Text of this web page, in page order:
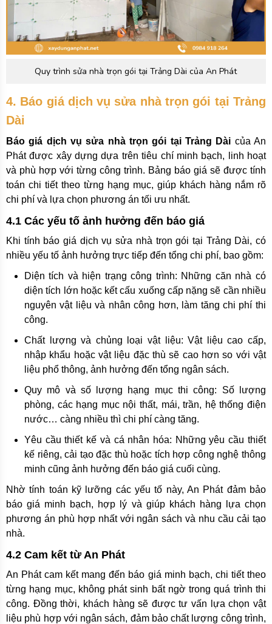
Quy trình sửa nhà trọn gói tại Trảng Dài của An Phát
4. Báo giá dịch vụ sửa nhà trọn gói tại Trảng
Dài
Báo giá dịch vụ sửa nhà trọn gói tại Trảng Dài của An
Phát được xây dựng dựa trên tiêu chí minh bạch, linh hoạt
và phù hợp với từng công trình. Bảng báo giá sẽ được tính
toán chi tiết theo từng hạng mục, giúp khách hàng nắm rõ
chi phí và lựa chọn phương án tối ưu nhất.
4.1 Các yếu tố ảnh hưởng đến báo giá
Khi tính báo giá dịch vụ sửa nhà trọn gói tại Trảng Dài, có
nhiều yếu tố ảnh hưởng trực tiếp đến tổng chi phí, bao gồm:
Diện tích và hiện trạng công trình: Những căn nhà có
diện tích lớn hoặc kết cấu xuống cấp nặng sẽ cần nhiều
nguyên vật liệu và nhân công hơn, làm tăng chi phí thi
công.
Chất lượng và chủng loại vật liệu: Vật liệu cao cấp,
nhập khẩu hoặc vật liệu đặc thù sẽ cao hơn so với vật
liệu phổ thông, ảnh hưởng đến tổng ngân sách.
Quy mô và số lượng hạng mục thi công: Số lượng
phòng, các hạng mục nội thất, mái, trần, hệ thống điện
nước… càng nhiều thì chi phí càng tăng.
Yêu cầu thiết kế và cá nhân hóa: Những yêu cầu thiết
kế riêng, cải tạo đặc thù hoặc tích hợp công nghệ thông
minh cũng ảnh hưởng đến báo giá cuối cùng.
Nhờ tính toán kỹ lưỡng các yếu tố này, An Phát đảm bảo
báo giá minh bạch, hợp lý và giúp khách hàng lựa chọn
phương án phù hợp nhất với ngân sách và nhu cầu cải tạo
nhà.
4.2 Cam kết từ An Phát
An Phát cam kết mang đến báo giá minh bạch, chi tiết theo
từng hạng mục, không phát sinh bất ngờ trong quá trình thi
công. Đồng thời, khách hàng sẽ được tư vấn lựa chọn vật
liệu phù hợp với ngân sách, đảm bảo chất lượng công trình,